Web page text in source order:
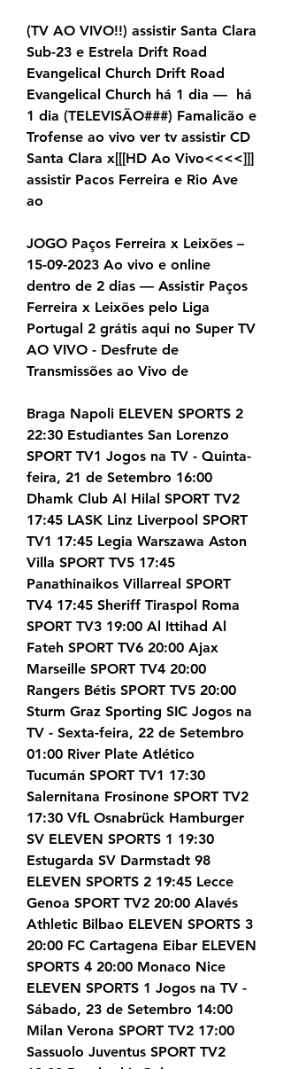
(TV AO VIVO!!) assistir Santa Clara
Sub-23 e Estrela Drift Road
Evangelical Church Drift Road
Evangelical Church há 1 dia —  há
1 dia (TELEVISÃO###) Famalicão e
Trofense ao vivo ver tv assistir CD
Santa Clara x[[[HD Ao Vivo<<<<]]]
assistir Pacos Ferreira e Rio Ave
ao
JOGO Paços Ferreira x Leixões –
15-09-2023 Ao vivo e online
dentro de 2 dias — Assistir Paços
Ferreira x Leixões pelo Liga
Portugal 2 grátis aqui no Super TV
AO VIVO - Desfrute de
Transmissões ao Vivo de
Braga Napoli ELEVEN SPORTS 2
22:30 Estudiantes San Lorenzo
SPORT TV1 Jogos na TV - Quinta-
feira, 21 de Setembro 16:00
Dhamk Club Al Hilal SPORT TV2
17:45 LASK Linz Liverpool SPORT
TV1 17:45 Legia Warszawa Aston
Villa SPORT TV5 17:45
Panathinaikos Villarreal SPORT
TV4 17:45 Sheriff Tiraspol Roma
SPORT TV3 19:00 Al Ittihad Al
Fateh SPORT TV6 20:00 Ajax
Marseille SPORT TV4 20:00
Rangers Bétis SPORT TV5 20:00
Sturm Graz Sporting SIC Jogos na
TV - Sexta-feira, 22 de Setembro
01:00 River Plate Atlético
Tucumán SPORT TV1 17:30
Salernitana Frosinone SPORT TV2
17:30 VfL Osnabrück Hamburger
SV ELEVEN SPORTS 1 19:30
Estugarda SV Darmstadt 98
ELEVEN SPORTS 2 19:45 Lecce
Genoa SPORT TV2 20:00 Alavés
Athletic Bilbao ELEVEN SPORTS 3
20:00 FC Cartagena Eibar ELEVEN
SPORTS 4 20:00 Monaco Nice
ELEVEN SPORTS 1 Jogos na TV -
Sábado, 23 de Setembro 14:00
Milan Verona SPORT TV2 17:00
Sassuolo Juventus SPORT TV2